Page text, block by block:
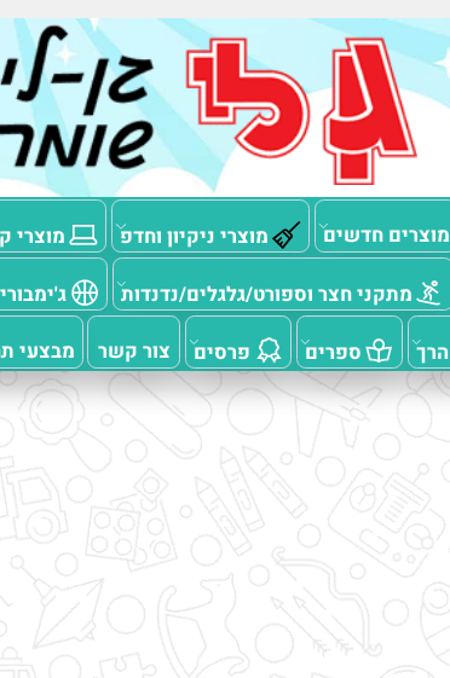
חדשים מוצרי ניקיון וחדפ מוצרי
חצר וספורט/גלגלים/נדנדות ג'ימבורי
ספרים פרסים צור קשר מבצעי